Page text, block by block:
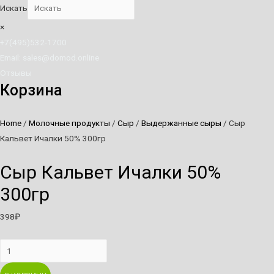
Искать
×
Корзина
Home / Молочные продукты / Сыр / Выдержанные сыры / Сыр
Кальвет Ичалки 50% 300гр
Сыр Кальвет Ичалки 50%
300гр
398₽
Кальвет